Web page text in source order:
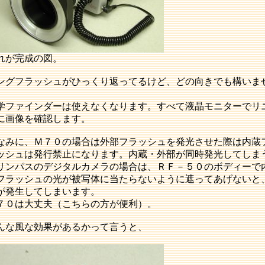
が完成の図。
グフラッシュがひっくり返ってるけど、どの向きでも構いま
ファインダーは使えなくなります。すべて液晶モニターでリ
画像を確認します。
みに、Ｍ７０の場合は外部フラッシュを発光させた際は内蔵
シュは発行禁止になります。内蔵・外部が同時発光してしま
ンパスのデジタルカメラの場合は、ＲＦ－５０のボディーで
ラッシュの光が被写体に当たらないように遮ってあげないと
発生してしまいます。
０は大丈夫（こちらの方が便利）。
な風な効果があるかって言うと、